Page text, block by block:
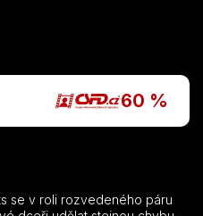
60 %
se v roli rozvedeného páru